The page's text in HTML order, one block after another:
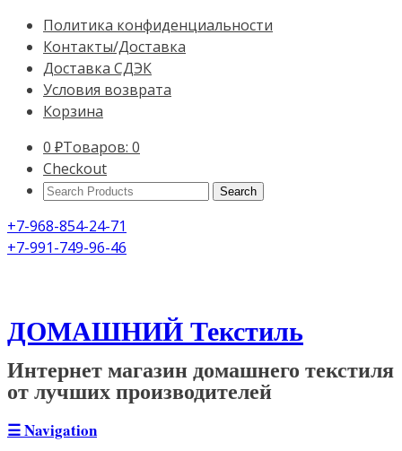
Политика конфиденциальности
Контакты/Доставка
Доставка СДЭК
Условия возврата
Корзина
0 ₽Товаров: 0
Checkout
Search
+7-968-854-24-71
+7-991-749-96-46
ДОМАШНИЙ Текстиль
Интернет магазин домашнего текстиля
от лучших производителей
☰Navigation